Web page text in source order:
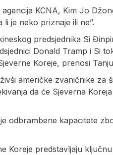
KCNA, Kim Jo
je neko priznaje ili ne”.
predsjednika Si
Donald Tramp i Si
Koreje, prenosi
američke zvaničnike za
da će Sjeverna
odbrambene kapacitete
Koreje predstavljaju